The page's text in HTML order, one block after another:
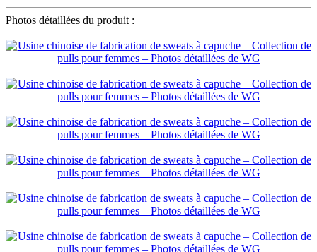
Photos détaillées du produit :